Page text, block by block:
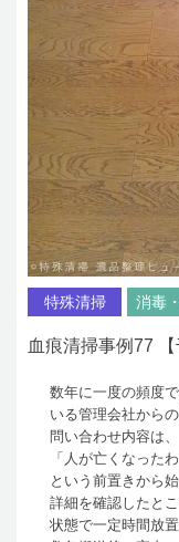
特殊清掃 消毒
血痕清掃事例77 【
数年に一度の頻度
いる管理会社から
問い合わせ内容は、
「人が亡くなった
という前置きから始
詳細を確認したと
状態で一定時間放